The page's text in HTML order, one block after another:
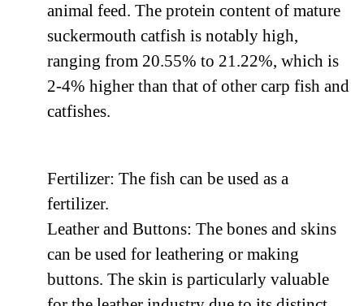
animal feed. The protein content of mature
suckermouth catfish is notably high,
ranging from 20.55% to 21.22%, which is
2-4% higher than that of other carp fish and
catfishes.
Fertilizer: The fish can be used as a
fertilizer.
Leather and Buttons: The bones and skins
can be used for leathering or making
buttons. The skin is particularly valuable